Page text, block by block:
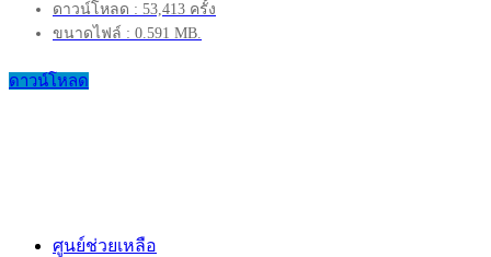
ดาวน์โหลด : 53,413 ครั้ง
ขนาดไฟล์ : 0.591 MB.
ดาวน์โหลด
ศูนย์ช่วยเหลือ